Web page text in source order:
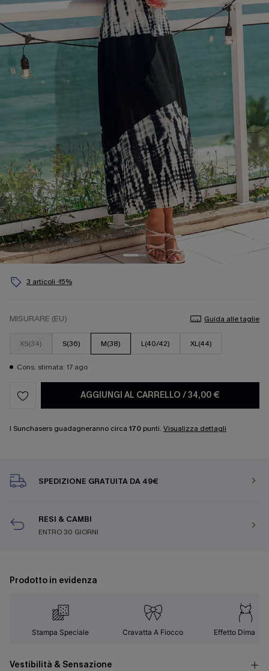
3 articoli -15%
MISURARE (EU) Guida alle taglie
XS(34) S(36) M(38) L(40/42) XL(44)
Cons. stimata: 17 ago
AGGIUNGI AL CARRELLO /34,00 €
I Sunchasers guadagneranno circa 170 punti. Visualizza dettagli
SPEDIZIONE GRATUITA DA 49€
RESI & CAMBI
ENTRO 30 GIORNI
Prodotto in evidenza
Stampa Speciale Cravatta A Fiocco Effetto
Vestibilità & Sensazione